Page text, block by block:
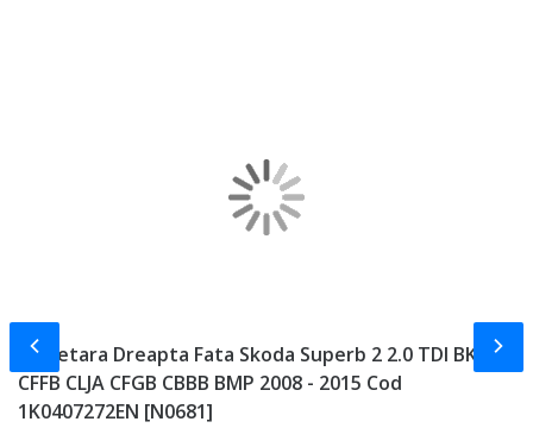
Planetara Dreapta Fata Skoda Superb 2 2.0 TDI BKD
CFFB CLJA CFGB CBBB BMP 2008 - 2015 Cod
1K0407272EN [N0681]
Slide-ul anterior